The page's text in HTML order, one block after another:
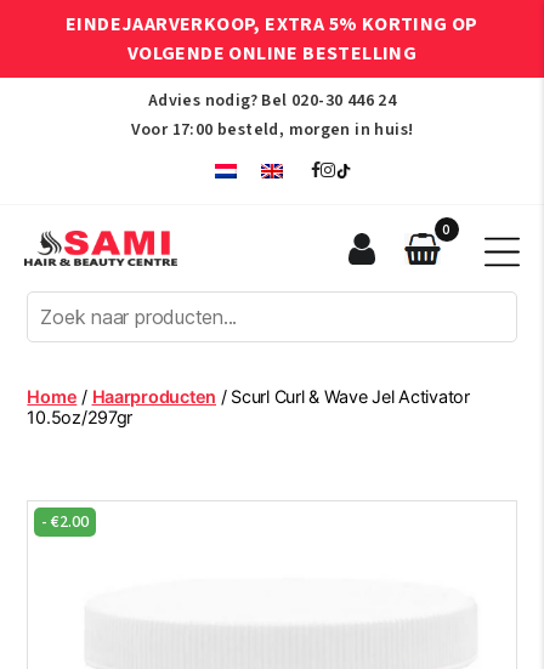
EINDEJAARVERKOOP, EXTRA 5% KORTING OP
VOLGENDE ONLINE BESTELLING
Advies nodig? Bel 020-30 446 24
Voor 17:00 besteld, morgen in huis!
Afro
Hair
Beauty
Centre
0
Home / Haarproducten / Scurl Curl & Wave Jel Activator
10.5oz/297gr
-€2.00